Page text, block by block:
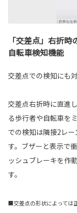
「交差点」右折
自転車検知機能
交差点での検知にも対
交差点右折時に直進
る歩行者や自転車を
での検知は隣接2レ
す。ブザーと表示で
ッシュブレーキを作
す。
■交差点の形状によっては